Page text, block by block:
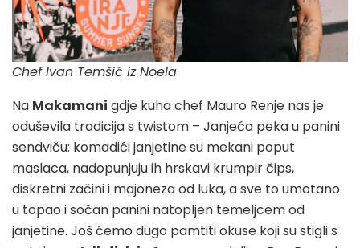
Chef Ivan Temšić iz Noela
Na Makamani gdje kuha chef Mauro Renje nas je
oduševila tradicija s twistom – Janjeća peka u panini
sendviču: komadići janjetine su mekani poput
maslaca, nadopunjuju ih hrskavi krumpir čips,
diskretni začini i majoneza od luka, a sve to umotano
u topao i sočan panini natopljen temeljcem od
janjetine. Još ćemo dugo pamtiti okuse koji su stigli s